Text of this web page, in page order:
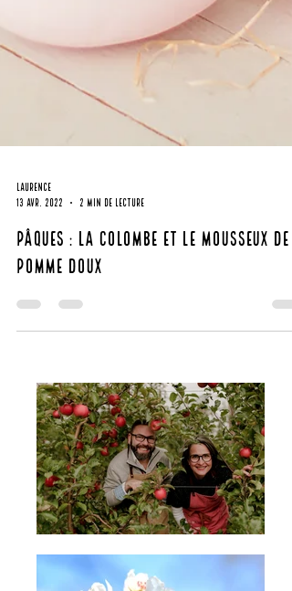
Laurence
13 avr. 2022
2 min de lecture
Pâques : La colombe et le mousseux de